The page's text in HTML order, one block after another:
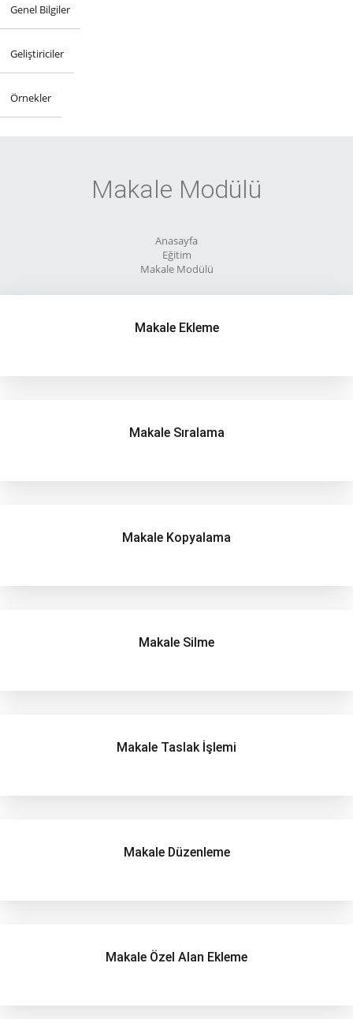
Genel Bilgiler
Geliştiriciler
Örnekler
Makale Modülü
Anasayfa
Eğitim
Makale Modülü
Makale Ekleme
Makale Sıralama
Makale Kopyalama
Makale Silme
Makale Taslak İşlemi
Makale Düzenleme
Makale Özel Alan Ekleme